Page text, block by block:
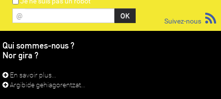
@
Suivez-nous
Qui sommes-nous ?
Nor gira ?
En savoir plus...
Argibide gehiagorentzat...